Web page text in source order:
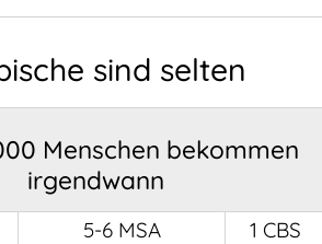
sind selten
Menschen bekommen
irgendwann
5-6 MSA
1 CBS